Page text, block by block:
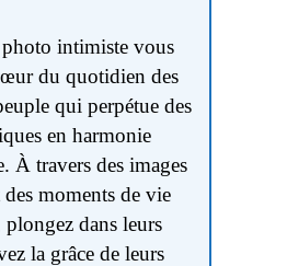
photo intimiste vous
du quotidien des
qui perpétue des
en harmonie
À travers des images
moments de vie
plongez dans leurs
la grâce de leurs